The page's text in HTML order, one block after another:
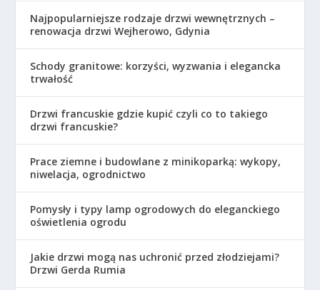
Najpopularniejsze rodzaje drzwi wewnętrznych –
renowacja drzwi Wejherowo, Gdynia
Schody granitowe: korzyści, wyzwania i elegancka
trwałość
Drzwi francuskie gdzie kupić czyli co to takiego
drzwi francuskie?
Prace ziemne i budowlane z minikoparką: wykopy,
niwelacja, ogrodnictwo
Pomysły i typy lamp ogrodowych do eleganckiego
oświetlenia ogrodu
Jakie drzwi mogą nas uchronić przed złodziejami?
Drzwi Gerda Rumia